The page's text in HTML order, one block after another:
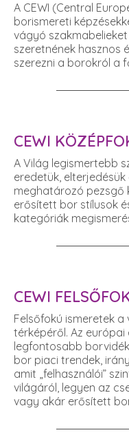
A CEWI (Central
borismereti
vágyó
szeretnének hasznos
szerezni a borokról a
CEWI
A Világ legismertebb
eredetük,
meghatározó pezsgő
erősített bor stílusok
kategóriák
CEWI
Felsőfokú ismeretek
térképéről. Az
legfontosabb
bor piaci trendek,
amit „felhasználói”
világáról, legyen az
vagy akár erősített